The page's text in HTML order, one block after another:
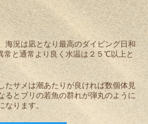
海況は凪となり最高のダイビング日和
常と通常より良く水温は２５℃以上と
たサメは潮あたりが良ければ数個体見
るとブリの若魚の群れが弾丸のように
なります。